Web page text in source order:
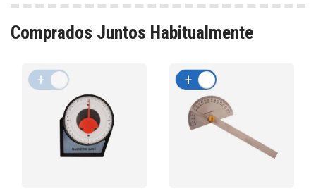
Comprados Juntos Habitualmente
+ +